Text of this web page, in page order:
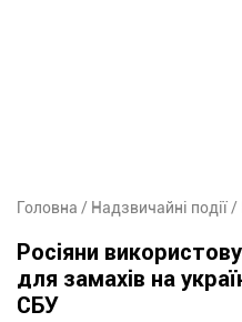
Головна Надзвичайні події
Росіяни
для замахів на
СБУ